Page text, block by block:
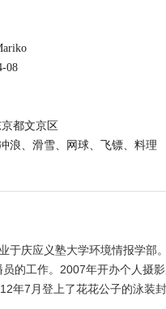
08
都文京区
浪、滑雪、网球、飞镖、料理
于庆应义塾大学环境情报学部
的工作。2007年开办个人摄
年7月登上了花花公子的泳装